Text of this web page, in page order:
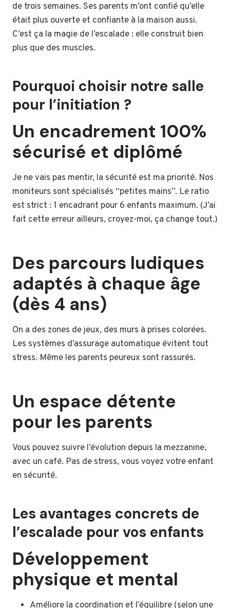
de trois semaines. Ses parents m’ont confié qu’elle
était plus ouverte et confiante à la maison aussi.
C’est ça la magie de l’escalade : elle construit bien
plus que des muscles.
Pourquoi choisir notre salle
pour l’initiation ?
Un encadrement 100%
sécurisé et diplômé
Je ne vais pas mentir, la sécurité est ma priorité. Nos
moniteurs sont spécialisés “petites mains”. Le ratio
est strict : 1 encadrant pour 6 enfants maximum. (J’ai
fait cette erreur ailleurs, croyez-moi, ça change tout.)
Des parcours ludiques
adaptés à chaque âge
(dès 4 ans)
On a des zones de jeux, des murs à prises colorées.
Les systèmes d’assurage automatique évitent tout
stress. Même les parents peureux sont rassurés.
Un espace détente
pour les parents
Vous pouvez suivre l’évolution depuis la mezzanine,
avec un café. Pas de stress, vous voyez votre enfant
en sécurité.
Les avantages concrets de
l’escalade pour vos enfants
Développement
physique et mental
Améliore la coordination et l’équilibre (selon une